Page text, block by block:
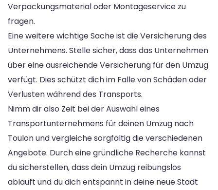
Verpackungsmaterial oder Montageservice zu
fragen.
Eine weitere wichtige Sache ist die Versicherung des
Unternehmens. Stelle sicher, dass das Unternehmen
über eine ausreichende Versicherung für den Umzug
verfügt. Dies schützt dich im Falle von Schäden oder
Verlusten während des Transports.
Nimm dir also Zeit bei der Auswahl eines
Transportunternehmens für deinen Umzug nach
Toulon und vergleiche sorgfältig die verschiedenen
Angebote. Durch eine gründliche Recherche kannst
du sicherstellen, dass dein Umzug reibungslos
abläuft und du dich entspannt in deine neue Stadt